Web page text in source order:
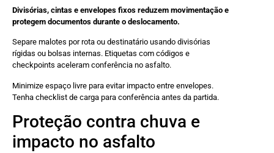
Divisórias, cintas e envelopes fixos reduzem movimentação e
protegem documentos durante o deslocamento.
Separe malotes por rota ou destinatário usando divisórias
rígidas ou bolsas internas. Etiquetas com códigos e
checkpoints aceleram conferência no asfalto.
Minimize espaço livre para evitar impacto entre envelopes.
Tenha checklist de carga para conferência antes da partida.
Proteção contra chuva e
impacto no asfalto